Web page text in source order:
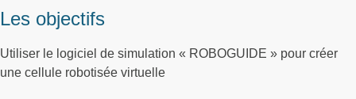
Les objectifs
Utiliser le logiciel de simulation « ROBOGUIDE » pour créer
une cellule robotisée virtuelle